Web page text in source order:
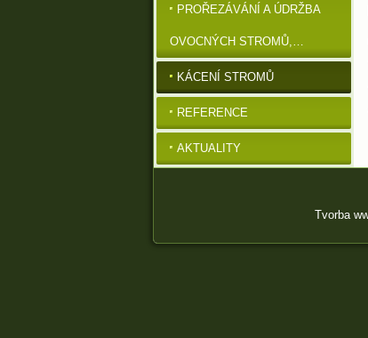
PROŘEZÁVÁNÍ A ÚDRŽBA
OVOCNÝCH STROMŮ,…
KÁCENÍ STROMŮ
REFERENCE
AKTUALITY
Tvorba